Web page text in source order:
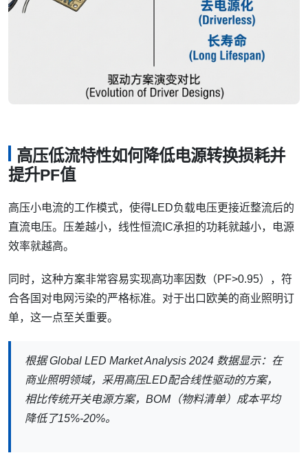
高压低流特性如何降低电源转换损耗并
提升PF值
高压小电流的工作模式，使得LED负载电压更接近整流后的
直流电压。压差越小，线性恒流IC承担的功耗就越小，电源
效率就越高。
同时，这种方案非常容易实现高功率因数（PF>0.95），符
合各国对电网污染的严格标准。对于出口欧美的商业照明订
单，这一点至关重要。
根据 Global LED Market Analysis 2024 数据显示：在
商业照明领域，采用高压LED配合线性驱动的方案，
相比传统开关电源方案，BOM（物料清单）成本平均
降低了15%-20%。